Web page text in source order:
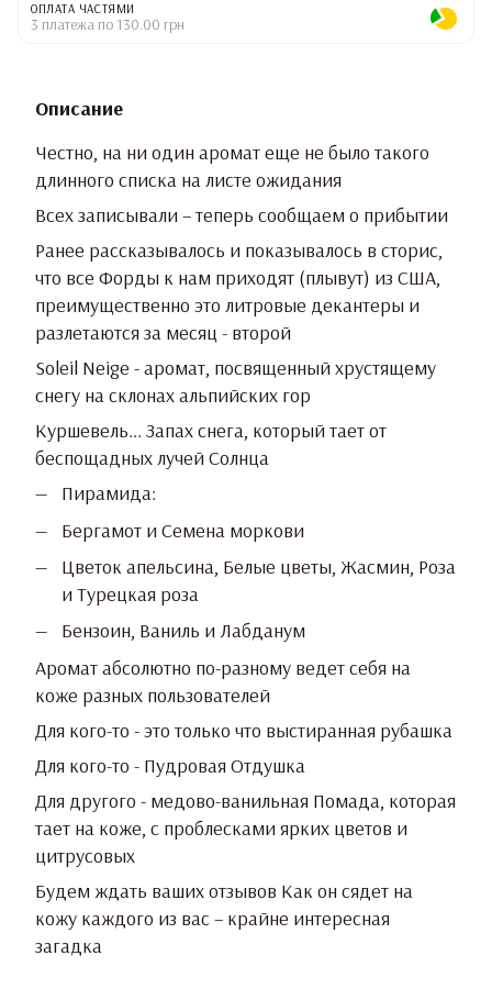
ОПЛАТА ЧАСТЯМИ
3 платежа по 130.00 грн
Описание
Честно, на ни один аромат еще не было такого
длинного списка на листе ожидания
Всех записывали – теперь сообщаем о прибытии
Ранее рассказывалось и показывалось в сторис,
что все Форды к нам приходят (плывут) из США,
преимущественно это литровые декантеры и
разлетаются за месяц - второй
Soleil Neige - аромат, посвященный хрустящему
снегу на склонах альпийских гор
Куршевель... Запах снега, который тает от
беспощадных лучей Солнца
Пирамида:
Бергамот и Семена моркови
Цветок апельсина, Белые цветы, Жасмин, Роза
и Турецкая роза
Бензоин, Ваниль и Лабданум
Аромат абсолютно по-разному ведет себя на
коже разных пользователей
Для кого-то - это только что выстиранная рубашка
Для кого-то - Пудровая Отдушка
Для другого - медово-ванильная Помада, которая
тает на коже, с проблесками ярких цветов и
цитрусовых
Будем ждать ваших отзывов Как он сядет на
кожу каждого из вас – крайне интересная
загадка